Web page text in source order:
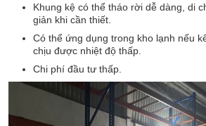
Khung kệ có thể tháo rời dễ dàng, di
giản khi cần thiết.
Có thể ứng dụng trong kho lạnh nếu
chịu được nhiệt độ thấp.
Chi phí đầu tư thấp.